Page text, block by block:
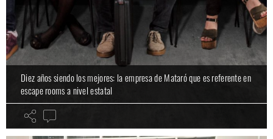
Diez años siendo los mejores: la empresa de Mataró que es referente en
escape rooms a nivel estatal